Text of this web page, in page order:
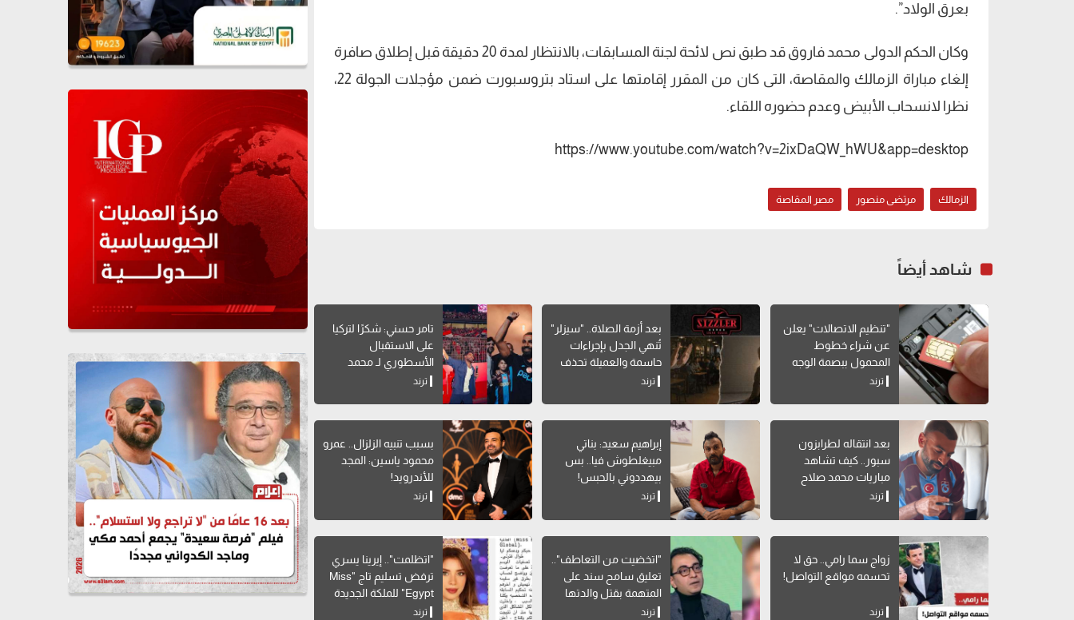
بعرق الولاد”.
وكان الحكم الدولى محمد فاروق قد طبق نص لائحة لجنة المسابقات، بالانتظار لمدة 20 دقيقة قبل إطلاق صافرة
إلغاء مباراة الزمالك والمقاصة، التى كان من المقرر إقامتها على استاد بتروسبورت ضمن مؤجلات الجولة 22،
نظرا لانسحاب الأبيض وعدم حضوره اللقاء.
https://www.youtube.com/watch?v=2ixDaQW_hWU&app=desktop
الزمالك مرتضى منصور مصر المقاصة
شاهد أيضاً
"تنظيم الاتصالات" يعلن
عن شراء خطوط
المحمول ببصمة الوجه
ترند
بعد أزمة الصلاة.. "سيزلر"
تُنهي الجدل بإجراءات
حاسمة والعميلة تحذف
المنشور
ترند
تامر حسني: شكرًا لتركيا
على الاستقبال
الأسطوري لـ محمد
صلاح
ترند
بعد انتقاله لطرابزون
سبور.. كيف تشاهد
مباريات محمد صلاح
بالدوري التركي؟
ترند
إبراهيم سعيد: بناتي
مبيغلطوش فيا.. بس
بيهددوني بالحبس!
ترند
بسبب تنبيه الزلزال.. عمرو
محمود ياسين: المجد
للأندرويد!
ترند
زواج سما رامي.. حق لا
تحسمه مواقع التواصل!
ترند
"اتخضيت من التعاطف"..
تعليق سامح سند على
المتهمة بقتل والدتها
بالإسكندرية
ترند
"اتظلمت".. إيرينا يسري
ترفض تسليم تاج "Miss
Egypt" للملكة الجديدة
ترند